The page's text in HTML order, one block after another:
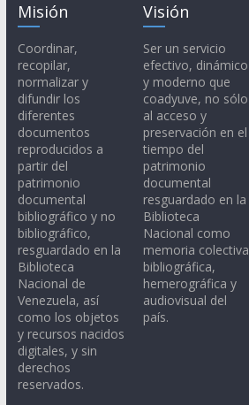
Misión
Coordinar,
recopilar,
normalizar y
difundir los
diferentes
documentos
reproducidos a
partir del
patrimonio
documental
bibliográfico y no
bibliográfico,
resguardado en la
Biblioteca
Nacional de
Venezuela, así
como los objetos
y recursos nacidos
digitales, y sin
derechos
reservados.
Visión
Ser un servicio
efectivo, dinámico
y moderno que
coadyuve, no sólo
al acceso y
preservación en el
tiempo del
patrimonio
documental
resguardado en la
Biblioteca
Nacional como
memoria colectiva
bibliográfica,
hemerográfica y
audiovisual del
país.